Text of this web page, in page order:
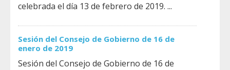
celebrada el día 13 de febrero de 2019. ...
Sesión del Consejo de Gobierno de 16 de
enero de 2019
Sesión del Consejo de Gobierno de 16 de